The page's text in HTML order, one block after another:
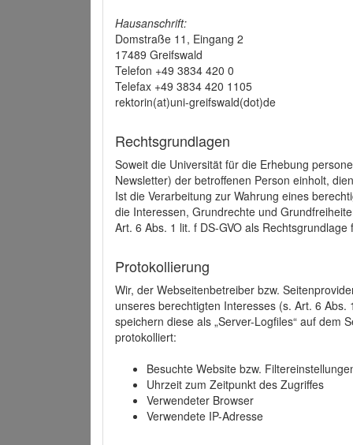
Hausanschrift:
Domstraße 11, Eingang 2
17489 Greifswald
Telefon +49 3834 420 0
Telefax +49 3834 420 1105
rektorin(at)uni-greifswald(dot)de
Rechtsgrundlagen
Soweit die Universität für die Erhebung
Newsletter) der betroffenen Person einholt,
Ist die Verarbeitung zur Wahrung eines
die Interessen, Grundrechte und
Art. 6 Abs. 1 lit. f DS-GVO als
Protokollierung
Wir, der Webseitenbetreiber bzw.
unseres berechtigten Interesses (s. Art. 6
speichern diese als „Server-Logfiles“ auf dem
protokolliert:
Besuchte Website bzw.
Uhrzeit zum Zeitpunkt des Zugriffes
Verwendeter Browser
Verwendete IP-Adresse